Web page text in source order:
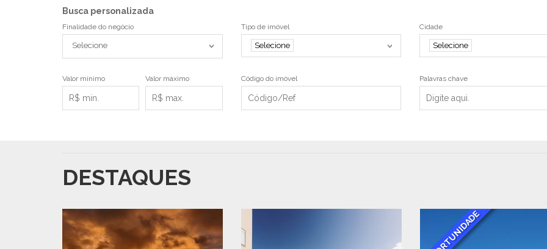
Busca personalizada
Finalidade do negócio
Selecione
Tipo de imóvel
Selecione
Cidade
Selecione
Valor mínimo Valor máximo Código do imóvel Palavras chave
DESTAQUES
OPORTUNIDADE